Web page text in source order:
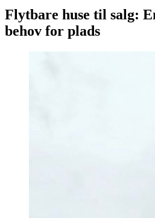
Flytbare huse til salg:
behov for plads